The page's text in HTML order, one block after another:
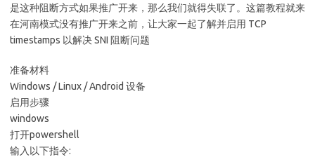
是这种阻断方式如果推广开来，那么我们就得失联了。这篇教程就来
在河南模式没有推广开来之前，让大家一起了解并启用 TCP
timestamps 以解决 SNI 阻断问题
准备材料
Windows / Linux / Android 设备
启用步骤
windows
打开powershell
输入以下指令: